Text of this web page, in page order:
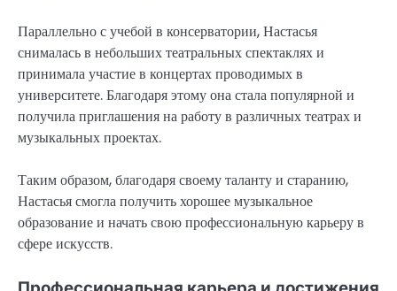
Параллельно с учебой в консерватории, Настасья
снималась в небольших театральных спектаклях и
принимала участие в концертах проводимых в
университете. Благодаря этому она стала популярной и
получила приглашения на работу в различных театрах и
музыкальных проектах.
Таким образом, благодаря своему таланту и старанию,
Настасья смогла получить хорошее музыкальное
образование и начать свою профессиональную карьеру в
сфере искусств.